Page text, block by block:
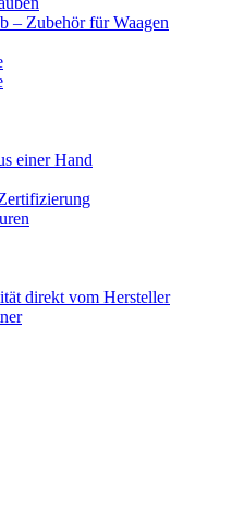
– Zubehör für Waagen
einer Hand
direkt vom Hersteller